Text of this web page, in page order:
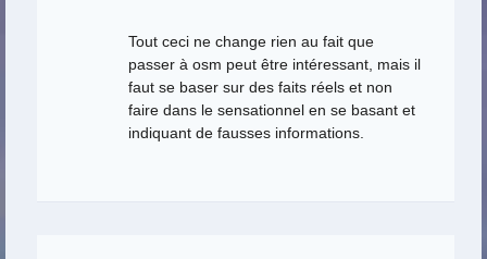
Tout ceci ne change rien au fait que
passer à osm peut être intéressant, mais il
faut se baser sur des faits réels et non
faire dans le sensationnel en se basant et
indiquant de fausses informations.